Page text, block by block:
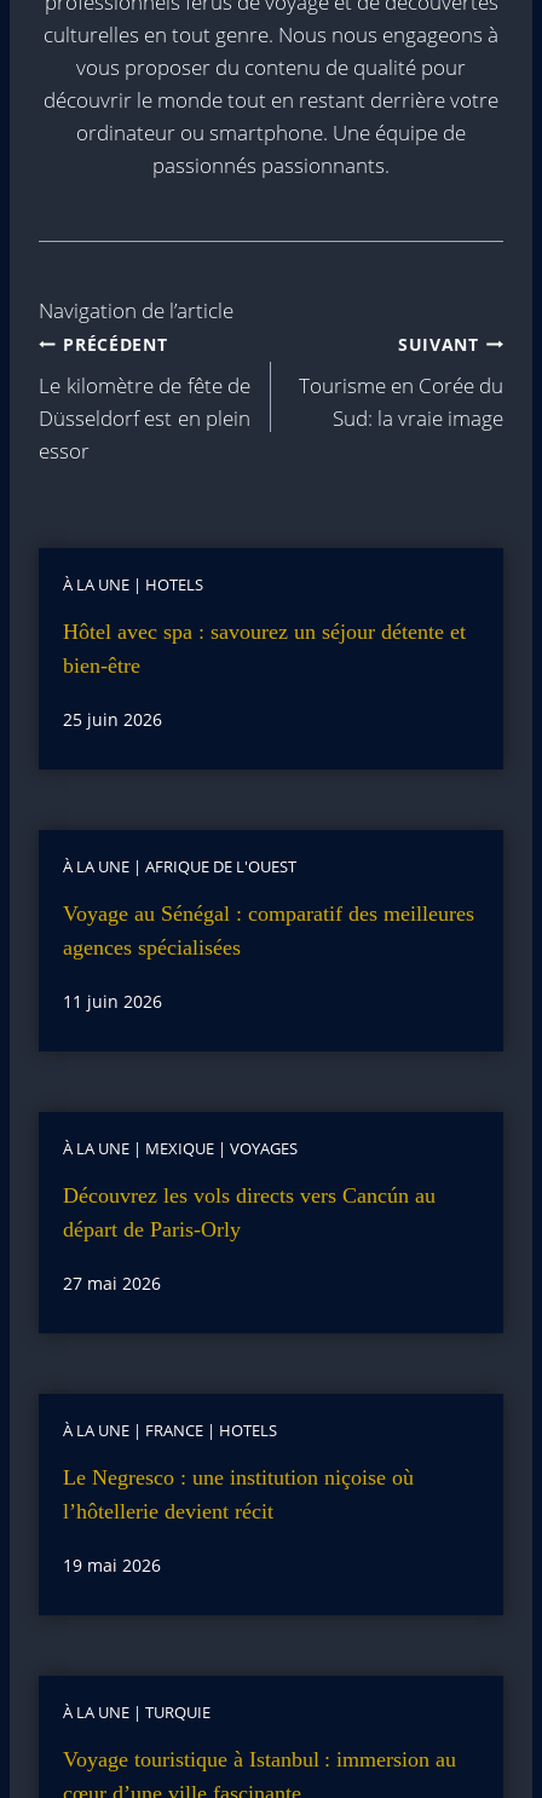
culturelles en tout genre. Nous nous engageons à
vous proposer du contenu de qualité pour
découvrir le monde tout en restant derrière votre
ordinateur ou smartphone. Une équipe de
passionnés passionnants.
Navigation de l’article
PRÉCÉDENT
Le kilomètre de fête de
Düsseldorf est en plein
essor
SUIVANT
Tourisme en Corée du
Sud: la vraie image
À LA UNE | HOTELS
Hôtel avec spa : savourez un séjour détente et
bien-être
25 juin 2026
À LA UNE | AFRIQUE DE L'OUEST
Voyage au Sénégal : comparatif des meilleures
agences spécialisées
11 juin 2026
À LA UNE | MEXIQUE | VOYAGES
Découvrez les vols directs vers Cancún au
départ de Paris-Orly
27 mai 2026
À LA UNE | FRANCE | HOTELS
Le Negresco : une institution niçoise où
l’hôtellerie devient récit
19 mai 2026
À LA UNE | TURQUIE
Voyage touristique à Istanbul : immersion au
cœur d’une ville fascinante